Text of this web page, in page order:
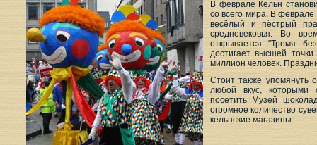
В феврале Кельн
со всего мира. В феврале
весёлый и пёстрый
средневековья. Во
открывается "Тремя
достигает высшей
миллион человек.
Стоит также упомянуть
любой вкус, которыми
посетить Музей
огромное количество
кельнские магазины